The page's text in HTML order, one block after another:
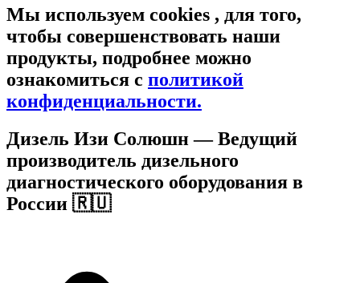
Мы используем cookies , для того,
чтобы совершенствовать наши
продукты, подробнее можно
ознакомиться c политикой
конфиденциальности.
Дизель Изи Солюшн— Ведущий
производитель дизельного
диагностического оборудования в
России 🇷🇺